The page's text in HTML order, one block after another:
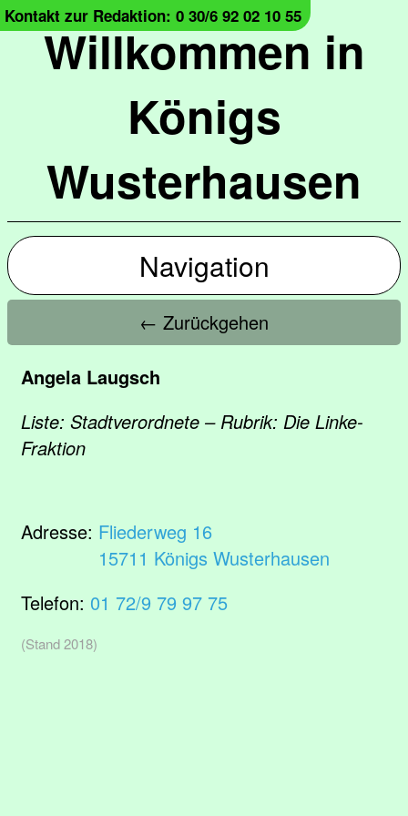
Willkommen in
Königs
Wusterhausen
Kontakt zur Redaktion: 0 30/6 92 02 10 55
Navigation
← Zurückgehen
Angela Laugsch
Liste: Stadtverordnete – Rubrik: Die Linke-
Fraktion
Adresse: Fliederweg 16
15711 Königs Wusterhausen
Telefon: 01 72/9 79 97 75
(Stand 2018)